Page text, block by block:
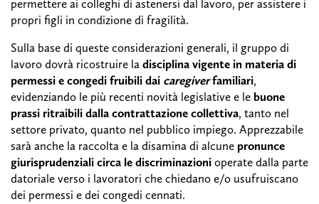
permettere ai colleghi di astenersi dal lavoro, per assistere i
propri figli in condizione di fragilità.
Sulla base di queste considerazioni generali, il gruppo di
lavoro dovrà ricostruire la disciplina vigente in materia di
permessi e congedi fruibili dai caregiverfamiliari,
evidenziando le più recenti novità legislative e le buone
prassi ritraibili dalla contrattazione collettiva, tanto nel
settore privato, quanto nel pubblico impiego. Apprezzabile
sarà anche la raccolta e la disamina di alcune pronunce
giurisprudenziali circa le discriminazioni operate dalla parte
datoriale verso i lavoratori che chiedano e/o usufruiscano
dei permessi e dei congedi cennati.